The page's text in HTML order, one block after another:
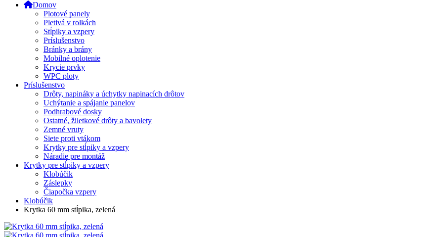
Domov
Plotové panely
Pletivá v rolkách
Stĺpiky a vzpery
Príslušenstvo
Bránky a brány
Mobilné oplotenie
Krycie prvky
WPC ploty
Príslušenstvo
Drôty, napináky a úchytky napinacích drôtov
Uchýtanie a spájanie panelov
Podhrabové dosky
Ostatné, žiletkové drôty a bavolety
Zemné vruty
Siete proti vtákom
Krytky pre stĺpiky a vzpery
Náradie pre montáž
Krytky pre stĺpiky a vzpery
Klobúčik
Záslepky
Čiapočka vzpery
Klobúčik
Krytka 60 mm stĺpika, zelená